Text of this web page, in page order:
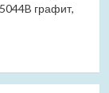
графит,